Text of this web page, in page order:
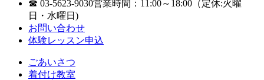
☎ 03-5623-9030営業時間：11:00～18:00（定休:火曜
日・水曜日)
お問い合わせ
体験レッスン申込
ごあいさつ
着付け教室